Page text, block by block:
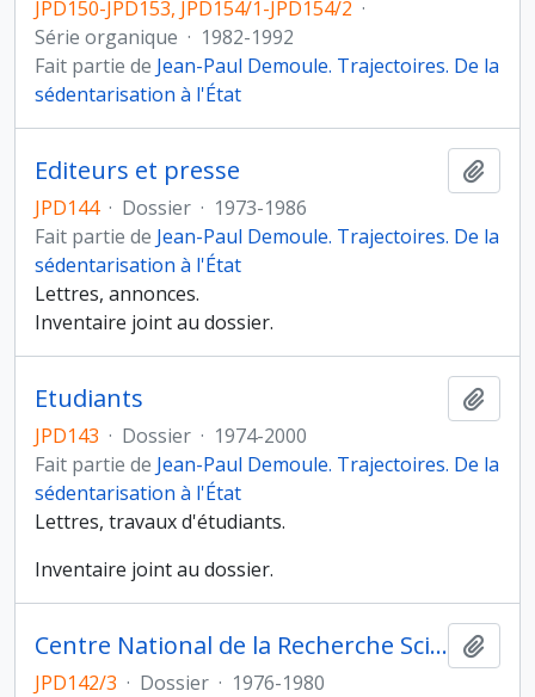
JPD150-JPD153, JPD154/1-JPD154/2 ·
Série organique · 1982-1992
Fait partie de Jean-Paul Demoule. Trajectoires. De la
sédentarisation à l'État
Editeurs et presse
JPD144 · Dossier · 1973-1986
Fait partie de Jean-Paul Demoule. Trajectoires. De la
sédentarisation à l'État
Lettres, annonces.
Inventaire joint au dossier.
Etudiants
JPD143 · Dossier · 1974-2000
Fait partie de Jean-Paul Demoule. Trajectoires. De la
sédentarisation à l'État
Lettres, travaux d'étudiants.
Inventaire joint au dossier.
Centre National de la Recherche Scientifique
JPD142/3 · Dossier · 1976-1980